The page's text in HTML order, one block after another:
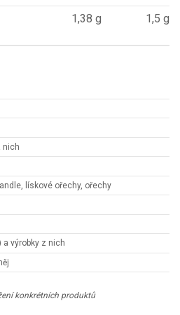
1,38 g 1,5 g
nich
lískové ořechy, ořechy
výrobky z nich
konkrétních produktů